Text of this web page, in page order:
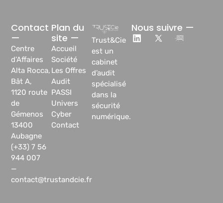
Trust&Cie
est un
cabinet
d’audit
spécialisé
dans la
sécurité
numérique.
Plan du
site —
Accueil
Société
Les Offres
Audit
PASSI
Univers
Cyber
Contact
Contact
—
Centre
d’Affaires
Alta Rocca,
Bât A,
1120 route
de
Gémenos
13400
Aubagne
(+33) 7 56
944 007
—
contact@trustandcie.fr
Nous suivre —